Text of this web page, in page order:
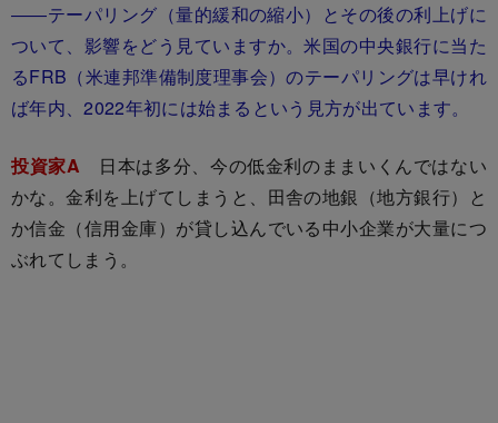
――テーパリング（量的緩和の縮小）とその後の利上げに
ついて、影響をどう見ていますか。米国の中央銀行に当た
るFRB（米連邦準備制度理事会）のテーパリングは早けれ
ば年内、2022年初には始まるという見方が出ています。
投資家A 日本は多分、今の低金利のままいくんではない
かな。金利を上げてしまうと、田舎の地銀（地方銀行）と
か信金（信用金庫）が貸し込んでいる中小企業が大量につ
ぶれてしまう。